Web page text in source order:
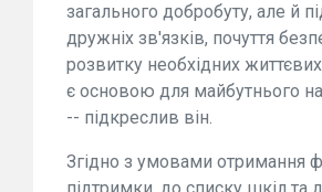
загального добробуту, але й
дружніх зв'язків, почуття
розвитку необхідних
є основою для майбутнього
-- підкреслив він.
Згідно з умовами отримання